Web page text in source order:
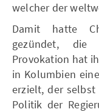
welcher der
Damit hatte
gezündet, die
Provokation hat
in Kolumbien
erzielt, der
Politik der